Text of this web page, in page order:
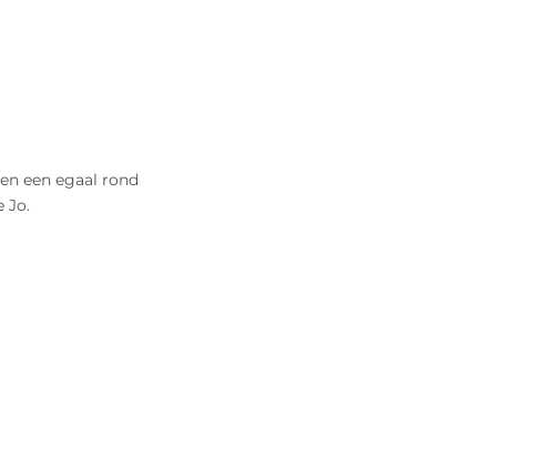
een egaal rond
Jo.